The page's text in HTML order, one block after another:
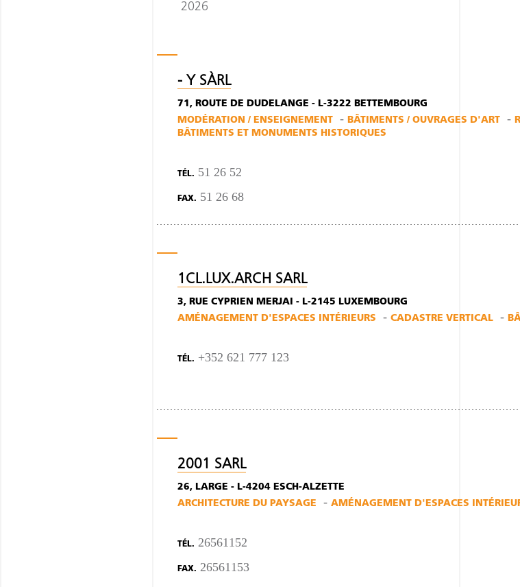
2026
- Y SÀRL
71, ROUTE DE DUDELANGE - L-3222 BETTEMBOURG
MODÉRATION / ENSEIGNEMENT
BÂTIMENTS / OUVRAGES D'ART
BÂTIMENTS ET MONUMENTS HISTORIQUES
TÉL. 51 26 52
FAX. 51 26 68
1CL.LUX.ARCH SARL
3, RUE CYPRIEN MERJAI - L-2145 LUXEMBOURG
AMÉNAGEMENT D'ESPACES INTÉRIEURS
CADASTRE VERTICAL
TÉL. +352 621 777 123
2001 SARL
26, LARGE - L-4204 ESCH-ALZETTE
ARCHITECTURE DU PAYSAGE
AMÉNAGEMENT D'ESPACES
TÉL. 26561152
FAX. 26561153